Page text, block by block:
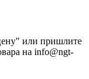
или пришлите
на info@ngt-